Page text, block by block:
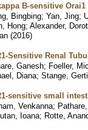
B-sensitive
Bingbing; Yan, Jing;
Hong; Alexander,
(2016)
Sensitive Renal
Ganesh; Foeller,
Diana; Stange, Gerti
sensitive small
Venkanna;
Ioana; Rotte,